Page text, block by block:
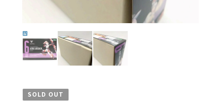
SOLD OUT